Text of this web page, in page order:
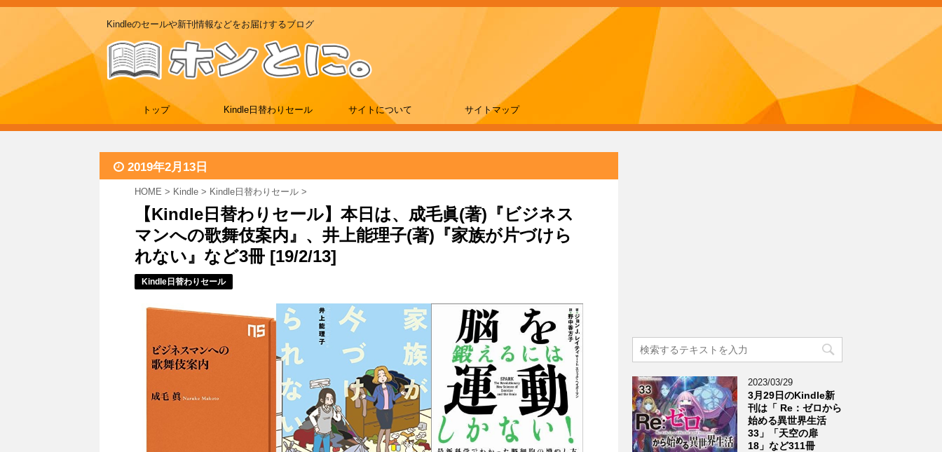
Kindleのセールや新刊情報などをお届けするブログ
トップ Kindle日替わりセール サイトについて サイトマップ
2019年2月13日
HOME > Kindle > Kindle日替わりセール >
【Kindle日替わりセール】本日は、成毛眞(著)『ビジネス
マンへの歌舞伎案内』、井上能理子(著)『家族が片づけら
れない』など3冊 [19/2/13]
Kindle日替わりセール
2023/03/29
3月29日のKindle新
刊は「 Re：ゼロから
始める異世界生活
33」「天空の扉
18」など311冊